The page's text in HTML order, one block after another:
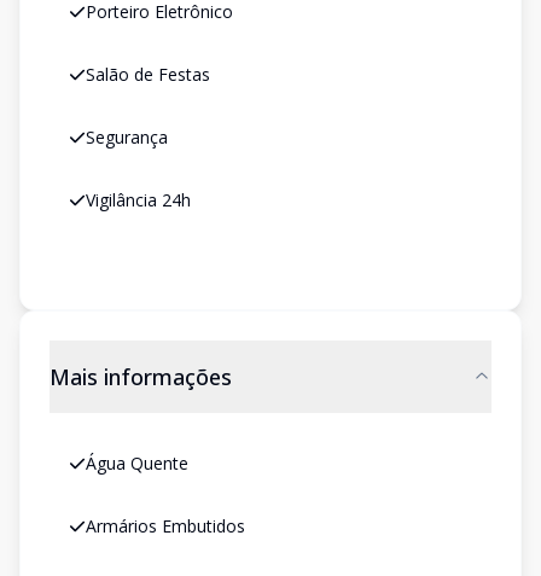
Porteiro Eletrônico
Salão de Festas
Segurança
Vigilância 24h
Mais informações
Água Quente
Armários Embutidos